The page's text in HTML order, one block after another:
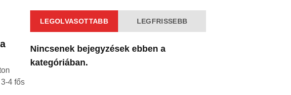
4 fős
LEGOLVASOTTABB LEGFRISSEBB
Nincsenek bejegyzések ebben a
kategóriában.